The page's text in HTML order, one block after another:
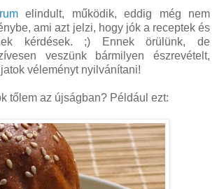
elindult, működik, eddig még nem
ami azt jelzi, hogy jók a receptek és
kérdések. ;) Ennek örülünk, de
veszünk bármilyen észrevételt,
véleményt nyilvánítani!
tőlem az újságban? Például ezt: